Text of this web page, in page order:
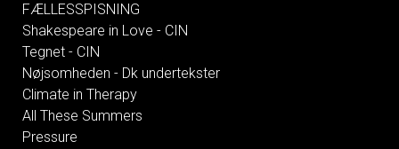
FÆLLESSPISNING
Shakespeare in Love - CIN
Tegnet - CIN
Nøjsomheden - Dk undertekster
Climate in Therapy
All These Summers
Pressure